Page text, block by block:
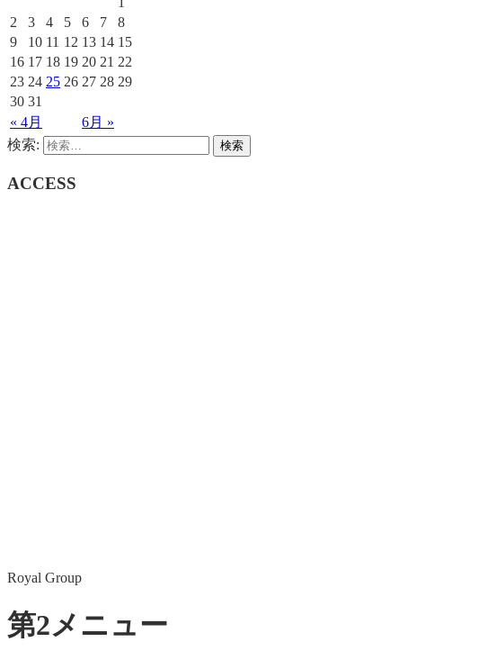
« 4月 6月 »
2
3 4 5 6 7
8
9
10 11 12 13 14 15
16 17 18 19 20 21 22
23 24 25 26 27 28 29
30 31
検索:
ACCESS
Royal Group
第2メニュー